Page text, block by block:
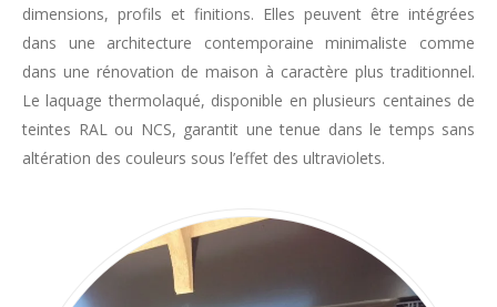
dimensions, profils et finitions. Elles peuvent être intégrées
dans une architecture contemporaine minimaliste comme
dans une rénovation de maison à caractère plus traditionnel.
Le laquage thermolaqué, disponible en plusieurs centaines de
teintes RAL ou NCS, garantit une tenue dans le temps sans
altération des couleurs sous l’effet des ultraviolets.